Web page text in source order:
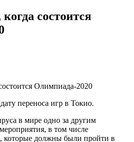
состоится
переноса игр в Токио.
в мире одно за другим
в том числе
должны были пройти в